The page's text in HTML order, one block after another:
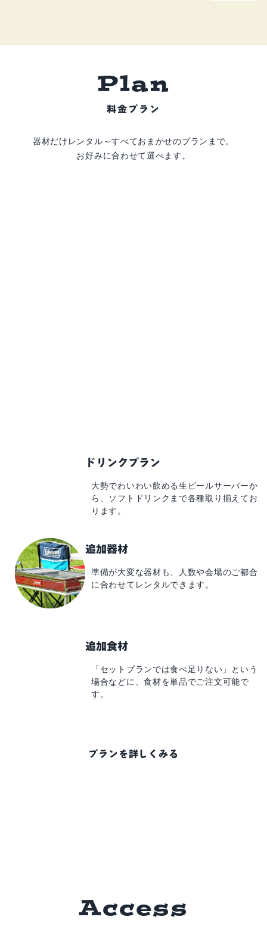
Plan
料金プラン
器材だけレンタル～すべておまかせのプランまで。
お好みに合わせて選べます。
ドリンクプラン
大勢でわいわい飲める生ビールサーバーか
ら、 ソフトドリンクまで各種取り揃えてお
ります。
追加器材
準備が大変な器材も、
人数や会場のご都合
に合わせてレンタルできます。
追加食材
「セットプランでは食べ足りない」
という
場合などに、食材を単品でご注文可能で
す。
プランを詳しくみる
Access